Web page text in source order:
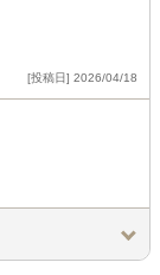
[投稿日] 2026/04/18